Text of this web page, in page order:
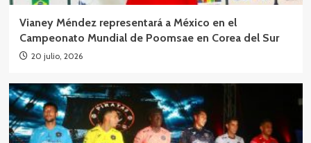
Vianey Méndez representará a México en el
Campeonato Mundial de Poomsae en Corea del Sur
20 julio, 2026